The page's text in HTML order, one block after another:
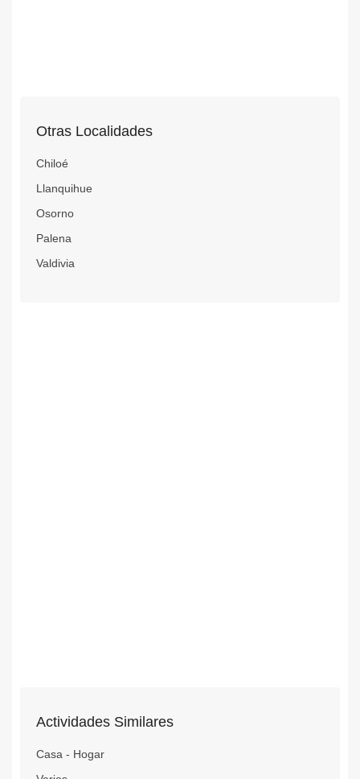
Otras Localidades
Chiloé
Llanquihue
Osorno
Palena
Valdivia
Actividades Similares
Casa - Hogar